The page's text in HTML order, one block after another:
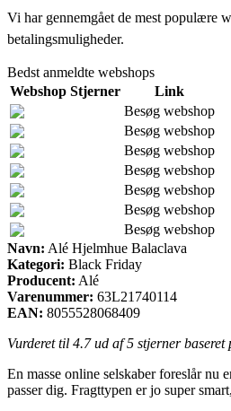
Vi har gennemgået de mest populære
betalingsmuligheder.
Bedst anmeldte webshops
Webshop Stjerner
Link
Besøg webshop
Besøg webshop
Besøg webshop
Besøg webshop
Besøg webshop
Besøg webshop
Besøg webshop
Navn: Alé Hjelmhue Balaclava
Kategori: Black Friday
Producent: Alé
Varenummer: 63L21740114
EAN: 8055528068409
Vurderet til 4.7ud af 5 stjerner baseret
En masse online selskaber foreslår
passer dig. Fragttypen er jo super